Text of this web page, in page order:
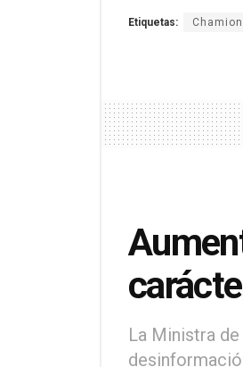
Etiquetas:
La Ministra